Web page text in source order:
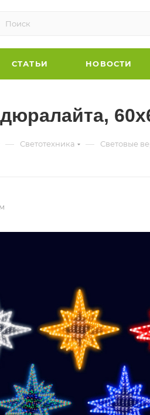
СТАТЬИ НОВОСТИ
— Светотехника — Световые